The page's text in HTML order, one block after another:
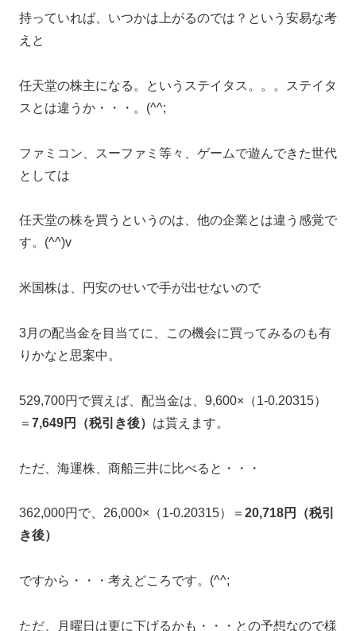
持っていれば、いつかは上がるのでは？という安易な考
えと
任天堂の株主になる。というステイタス。。。ステイタ
スとは違うか・・・。(^^;
ファミコン、スーファミ等々、ゲームで遊んできた世代
としては
任天堂の株を買うというのは、他の企業とは違う感覚で
す。(^^)v
米国株は、円安のせいで手が出せないので
3月の配当金を目当てに、この機会に買ってみるのも有
りかなと思案中。
529,700円で買えば、配当金は、9,600×（1-0.20315）
＝ 7,649円（税引き後） は貰えます。
ただ、海運株、商船三井に比べると・・・
362,000円で、26,000×（1-0.20315）＝ 20,718円（税引
き後）
ですから・・・考えどころです。(^^;
ただ、月曜日は更に下げるかも・・・との予想なので様